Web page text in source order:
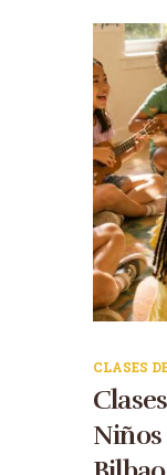
CLASES
Niños